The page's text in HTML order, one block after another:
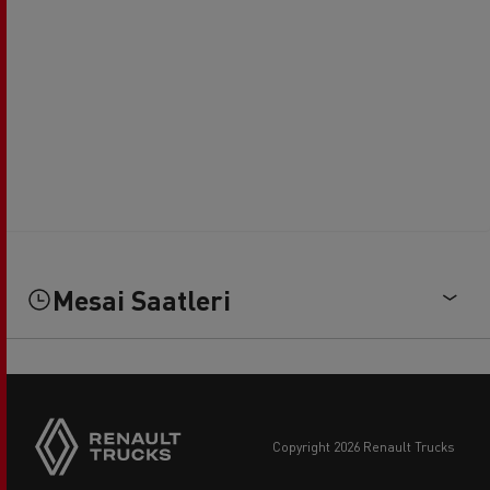
Mesai Saatleri
copyright 2026 Renault Trucks